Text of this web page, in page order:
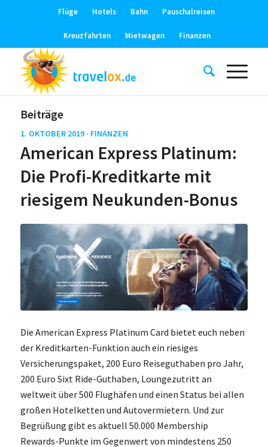
Flüge Hotels Bahn Pauschalreisen
Kreuzfahrten Mietwagen Finanzen
Beiträge
1. OKTOBER 2019 · FINANZEN
American Express Platinum:
Die Profi-Kreditkarte mit
riesigem Neukunden-Bonus
Die American Express Platinum Card bietet euch neben
der Kreditkarten-Funktion auch ein riesiges
Versicherungspaket, 200 Euro Reiseguthaben pro Jahr,
200 Euro Sixt Ride-Guthaben, Loungezutritt an
weltweit über 500 Flughäfen und einen Status bei allen
großen Hotelketten und Autovermietern. Und zur
Begrüßung gibt es aktuell 50.000 Membership
Rewards-Punkte im Gegenwert von mindestens 250